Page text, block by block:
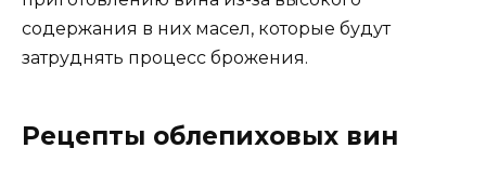
содержания в них масел, которые будут
затруднять процесс брожения.
Рецепты облепиховых вин